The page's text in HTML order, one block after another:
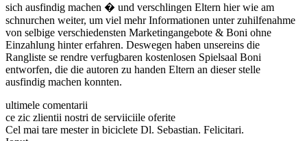
sich ausfindig machen � und verschlingen Eltern hier wie am
schnurchen weiter, um viel mehr Informationen unter zuhilfenahme
von selbige verschiedensten Marketingangebote & Boni ohne
Einzahlung hinter erfahren. Deswegen haben unsereins die
Rangliste se rendre verfugbaren kostenlosen Spielsaal Boni
entworfen, die die autoren zu handen Eltern an dieser stelle
ausfindig machen konnten.
ultimele comentarii
ce zic zlientii nostri de serviiciile oferite
Cel mai tare mester in biciclete Dl. Sebastian. Felicitari.